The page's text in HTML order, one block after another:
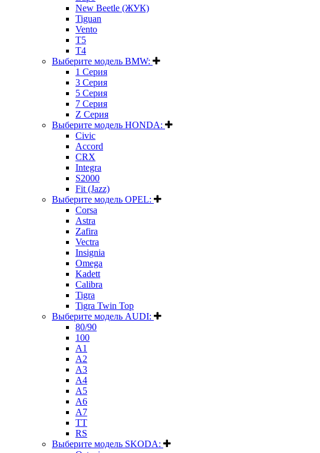
New Beetle (ЖУК)
Tiguan
Vento
T5
T4
Выберите модель BMW:
1 Серия
3 Серия
5 Серия
7 Серия
Z Серия
Выберите модель HONDA:
Civic
Accord
CRX
Integra
S2000
Fit (Jazz)
Выберите модель OPEL:
Corsa
Astra
Zafira
Vectra
Insignia
Omega
Kadett
Calibra
Tigra
Tigra Twin Top
Выберите модель AUDI:
80/90
100
A1
A2
A3
A4
A5
A6
A7
TT
RS
Выберите модель SKODA: